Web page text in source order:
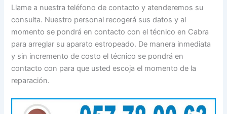
Llame a nuestra teléfono de contacto y atenderemos su
consulta. Nuestro personal recogerá sus datos y al
momento se pondrá en contacto con el técnico en Cabra
para arreglar su aparato estropeado. De manera inmediata
y sin incremento de costo el técnico se pondrá en
contacto con para que usted escoja el momento de la
reparación.